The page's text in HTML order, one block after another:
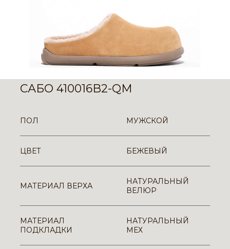
САБО 410016B2-QM
ПОЛ МУЖСКОЙ
ЦВЕТ БЕЖЕВЫЙ
МАТЕРИАЛ ВЕРХА
НАТУРАЛЬНЫЙ
ВЕЛЮР
МАТЕРИАЛ
ПОДКЛАДКИ
НАТУРАЛЬНЫЙ
МЕХ